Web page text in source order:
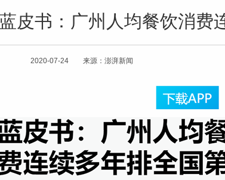
皮书：广州人均餐饮消费
2020-07-24 来源：澎湃新闻